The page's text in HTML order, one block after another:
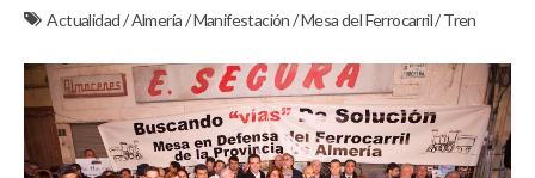
Actualidad/Almería/Manifestación/Mesa del Ferrocarril/Tren